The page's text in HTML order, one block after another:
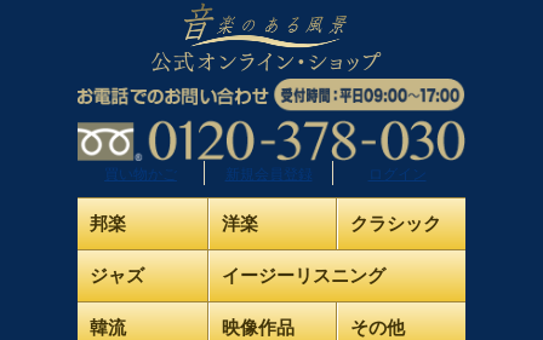
買い物かご 新規会員登録 ログイン
邦楽 洋楽 クラシック
ジャズ イージーリスニング
韓流 映像作品 その他